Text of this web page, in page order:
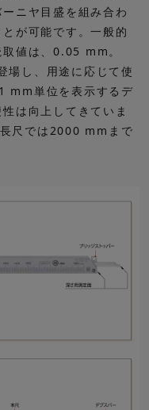
ニヤ目盛を組み合わ
が可能です。一般的
値は、0.05 mm。
し、用途に応じて使
mm単位を表示するデ
は向上してきていま
尺では2000 mmまで